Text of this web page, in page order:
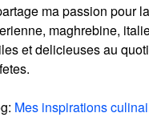
ma passion pour
maghrebine,
et delicieuses au
Mes inspirations